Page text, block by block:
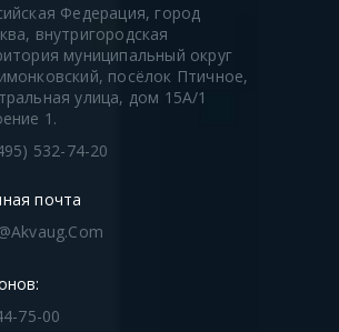
Федерация, город
внутригородская
муниципальный округ
посёлок Птичное,
улица, дом 15А/1
1.
532-74-20
почта
75-00